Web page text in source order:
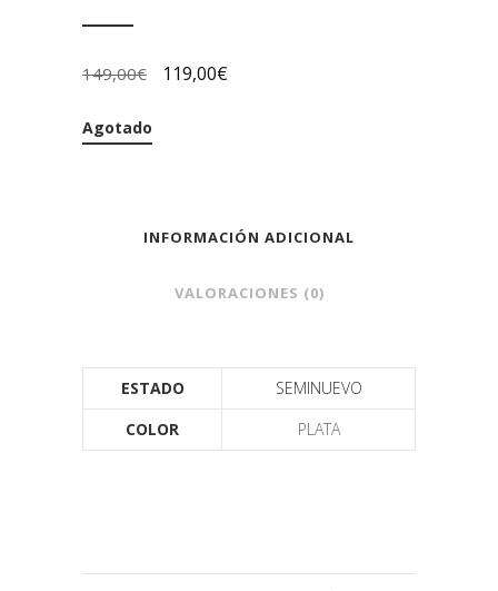
149,00€ 119,00€
Agotado
INFORMACIÓN ADICIONAL
VALORACIONES (0)
ESTADO
SEMINUEVO
COLOR
PLATA